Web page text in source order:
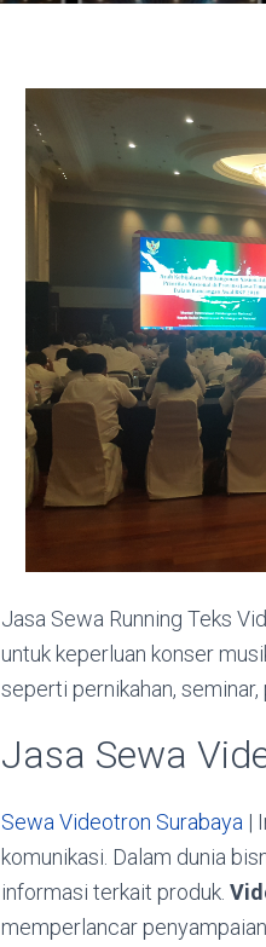
Jasa Sewa Running Teks
untuk keperluan konser
seperti pernikahan, seminar,
Jasa Sewa
Sewa Videotron Surabaya |
komunikasi. Dalam dunia
informasi terkait produk.
memperlancar